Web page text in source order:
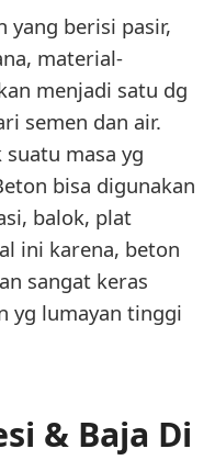
yang berisi pasir,
material-
menjadi satu dg
semen dan air.
masa yg
bisa digunakan
balok, plat
ini karena, beton
sangat keras
yg lumayan tinggi
& Baja Di